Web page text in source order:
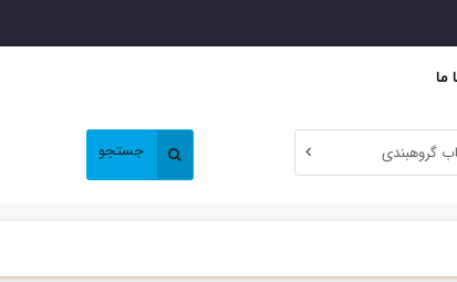
ما
گروهبندی جستجو